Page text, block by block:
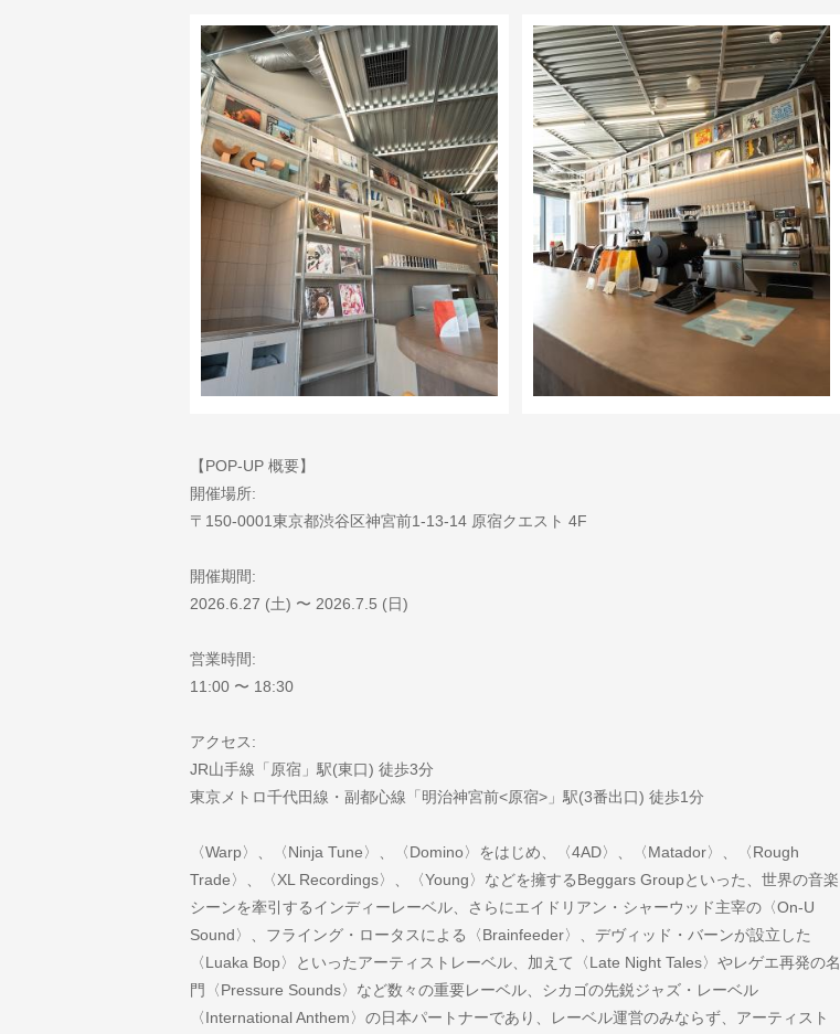
【POP-UP 概要】
開催場所:
〒150-0001東京都渋谷区神宮前1-13-14 原宿クエスト 4F
開催期間:
2026.6.27 (土) 〜 2026.7.5 (日)
営業時間:
11:00 〜 18:30
アクセス:
JR山手線「原宿」駅(東口) 徒歩3分
東京メトロ千代田線・副都心線「明治神宮前<原宿>」駅(3番出口) 徒歩1分
〈Warp〉、〈Ninja Tune〉、〈Domino〉をはじめ、〈4AD〉、〈Matador〉、〈Rough
Trade〉、〈XL Recordings〉、〈Young〉などを擁するBeggars Groupといった、世界の音楽
シーンを牽引するインディーレーベル、さらにエイドリアン・シャーウッド主宰の〈On-U
Sound〉、フライング・ロータスによる〈Brainfeeder〉、デヴィッド・バーンが設立した
〈Luaka Bop〉といったアーティストレーベル、加えて〈Late Night Tales〉やレゲエ再発の名
門〈Pressure Sounds〉など数々の重要レーベル、シカゴの先鋭ジャズ・レーベル
〈International Anthem〉の日本パートナーであり、レーベル運営のみならず、アーティスト